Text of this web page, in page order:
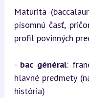
Maturita
písomnú časť,
profil povinných
- bac général:
hlavné predmety
história)